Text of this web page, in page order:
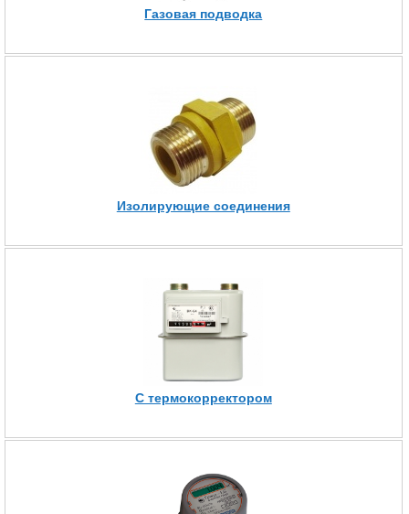
Газовая подводка
Изолирующие соединения
С термокорректором